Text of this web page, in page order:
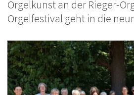
Orgelkunst an der Rieger-
Orgelfestival geht in die